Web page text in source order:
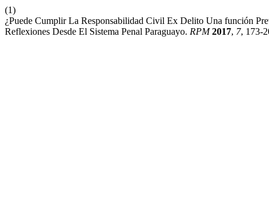
(1)
¿Puede Cumplir La Responsabilidad Civil Ex Delito Una función
Reflexiones Desde El Sistema Penal Paraguayo. RPM 2017, 7, 173-